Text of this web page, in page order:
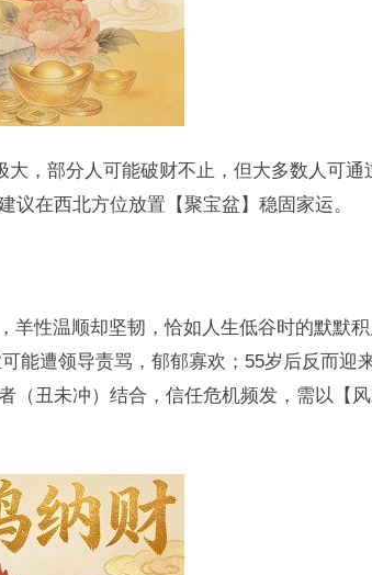
大，部分人可能破财不止，但大多数人可通
议在西北方位放置【聚宝盆】稳固家运。
羊性温顺却坚韧，恰如人生低谷时的默默积
能遭领导责骂，郁郁寡欢；55岁后反而迎
（丑未冲）结合，信任危机频发，需以【